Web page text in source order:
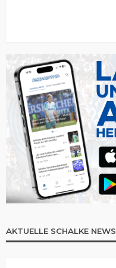
AKTUELLE SCHALKE NEWS